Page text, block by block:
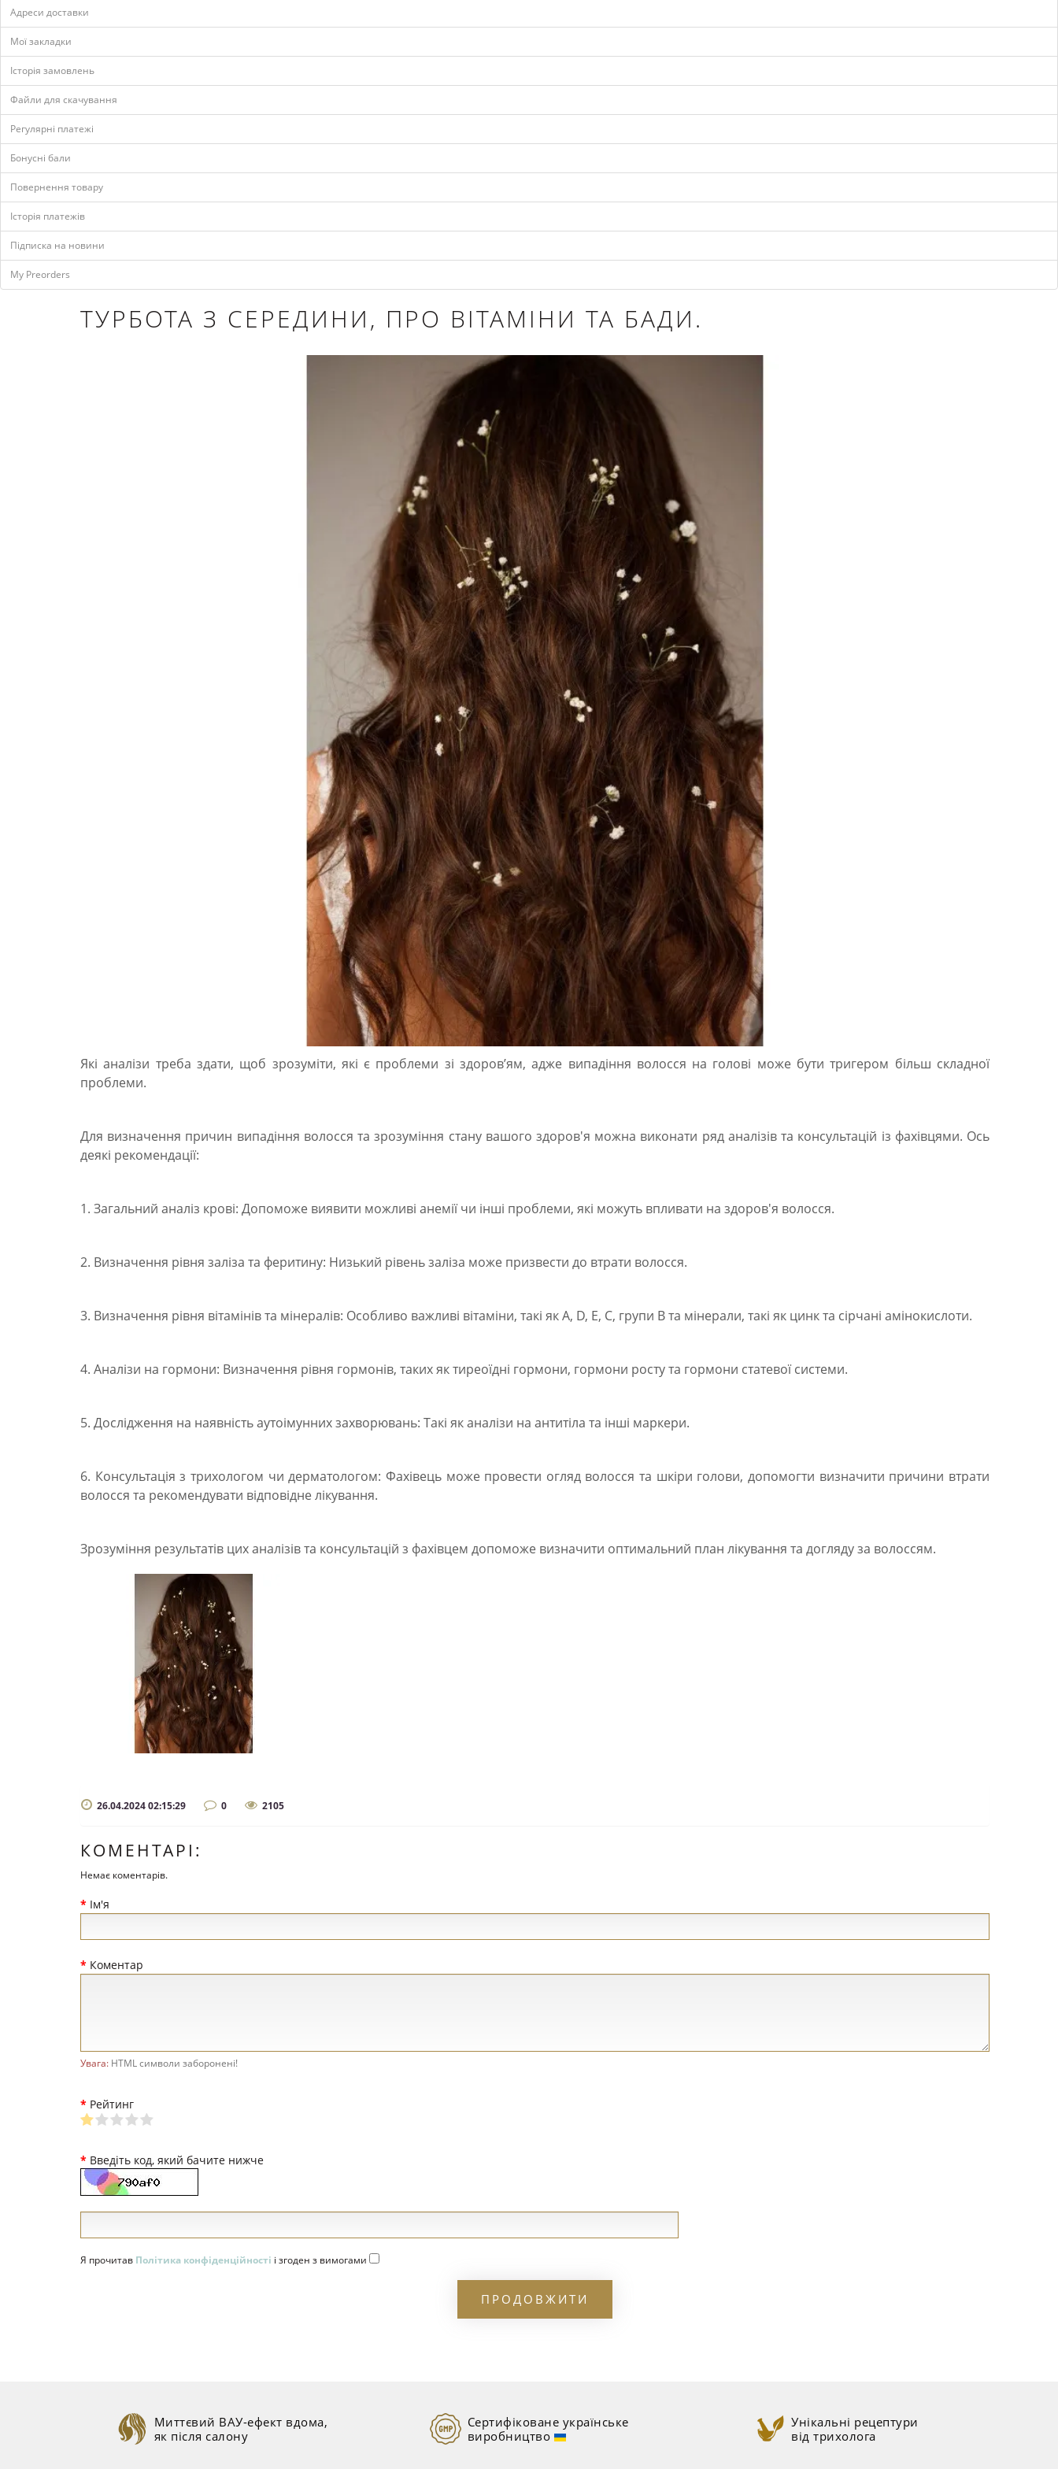
Адреси доставки
Мої закладки
Історія замовлень
Файли для скачування
Регулярні платежі
Бонусні бали
Повернення товару
Історія платежів
Підписка на новини
My Preorders
ТУРБОТА З СЕРЕДИНИ, ПРО ВІТАМІНИ ТА БАДИ.
Які аналізи треба здати, щоб зрозуміти, які є проблеми зі здоровʼям, адже випадіння волосся на голові може бути тригером більш складної
проблеми.
Для визначення причин випадіння волосся та зрозуміння стану вашого здоров'я можна виконати ряд аналізів та консультацій із фахівцями. Ось
деякі рекомендації:
1. Загальний аналіз крові: Допоможе виявити можливі анемії чи інші проблеми, які можуть впливати на здоров'я волосся.
2. Визначення рівня заліза та феритину: Низький рівень заліза може призвести до втрати волосся.
3. Визначення рівня вітамінів та мінералів: Особливо важливі вітаміни, такі як A, D, E, C, групи B та мінерали, такі як цинк та сірчані амінокислоти.
4. Аналізи на гормони: Визначення рівня гормонів, таких як тиреоїдні гормони, гормони росту та гормони статевої системи.
5. Дослідження на наявність аутоімунних захворювань: Такі як аналізи на антитіла та інші маркери.
6. Консультація з трихологом чи дерматологом: Фахівець може провести огляд волосся та шкіри голови, допомогти визначити причини втрати
волосся та рекомендувати відповідне лікування.
Зрозуміння результатів цих аналізів та консультацій з фахівцем допоможе визначити оптимальний план лікування та догляду за волоссям.
26.04.2024 02:15:29 0 2105
КОМЕНТАРІ:
Немає коментарів.
Ім'я
Коментар
Увага: HTML символи заборонені!
Рейтинг
Введіть код, який бачите нижче
Я прочитав Політика конфіденційності і згоден з вимогами
ПРОДОВЖИТИ
Миттєвий ВАУ-ефект вдома,
як після салону
Сертифіковане українське
виробництво
Унікальні рецептури
від трихолога